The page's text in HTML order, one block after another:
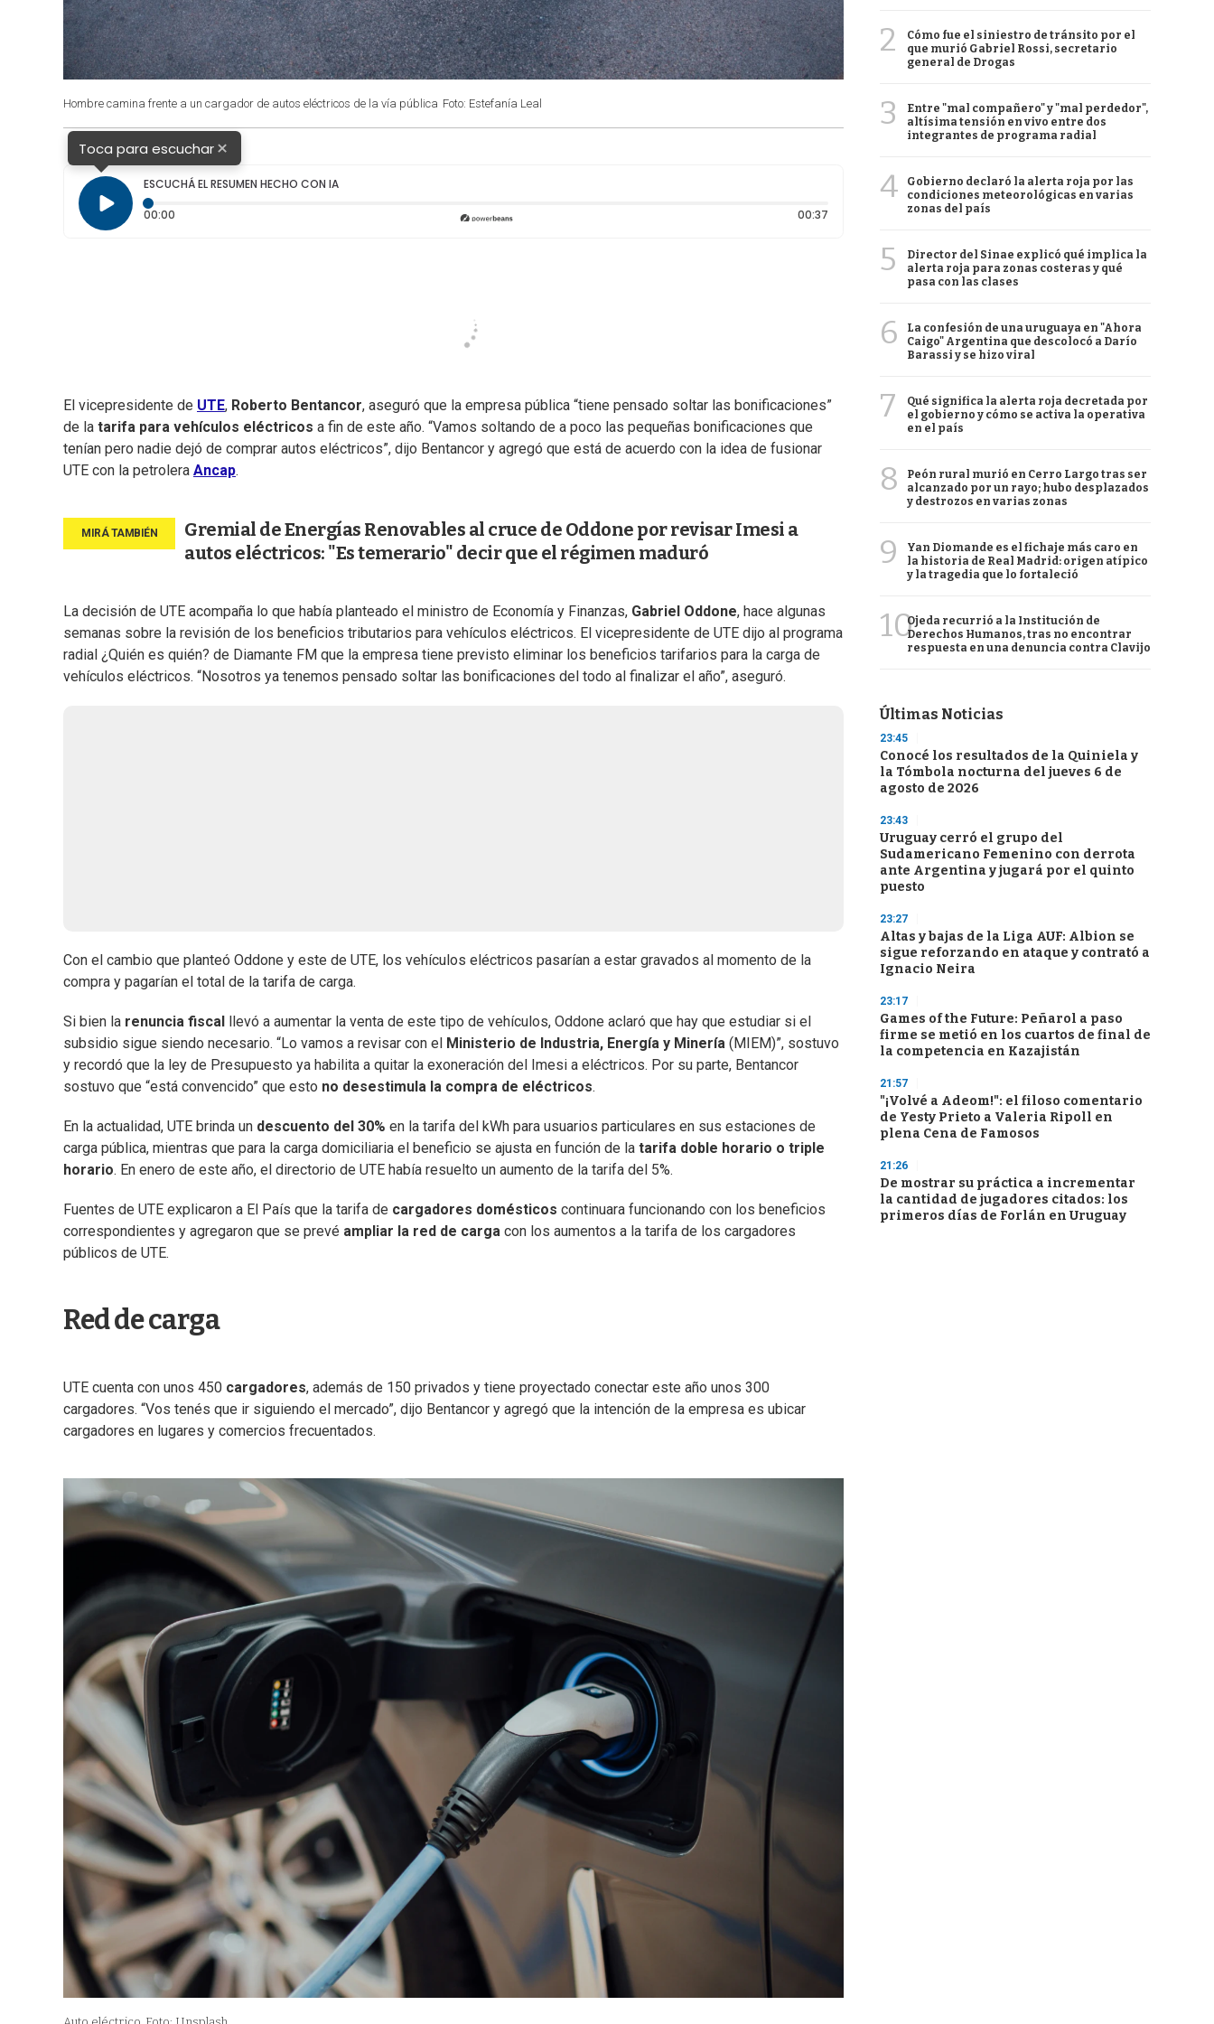
Hombre camina frente a un cargador de autos eléctricos de la vía pública Foto: Estefanía Leal
Toca para escuchar×
ESCUCHÁ EL RESUMEN HECHO CON IA
00:00
00:37Duración: 37 segundos
El vicepresidente de UTE, Roberto Bentancor, aseguró que la empresa pública “tiene pensado soltar las bonificaciones”
de la tarifa para vehículos eléctricos a fin de este año. “Vamos soltando de a poco las pequeñas bonificaciones que
tenían pero nadie dejó de comprar autos eléctricos”, dijo Bentancor y agregó que está de acuerdo con la idea de fusionar
UTE con la petrolera Ancap.
Gremial de Energías Renovables al cruce de Oddone por revisar Imesi a
autos eléctricos: "Es temerario" decir que el régimen maduró
La decisión de UTE acompaña lo que había planteado el ministro de Economía y Finanzas, Gabriel Oddone, hace algunas
semanas sobre la revisión de los beneficios tributarios para vehículos eléctricos. El vicepresidente de UTE dijo al programa
radial ¿Quién es quién? de Diamante FM que la empresa tiene previsto eliminar los beneficios tarifarios para la carga de
vehículos eléctricos. “Nosotros ya tenemos pensado soltar las bonificaciones del todo al finalizar el año”, aseguró.
Con el cambio que planteó Oddone y este de UTE, los vehículos eléctricos pasarían a estar gravados al momento de la
compra y pagarían el total de la tarifa de carga.
Si bien la renuncia fiscal
llevó a aumentar la venta de este tipo de vehículos, Oddone aclaró que hay que estudiar si el
subsidio sigue siendo necesario. “Lo vamos a revisar con el
Ministerio de Industria, Energía y Minería (MIEM)”, sostuvo
y recordó que la ley de Presupuesto ya habilita a quitar la exoneración del Imesi a eléctricos. Por su parte, Bentancor
sostuvo que “está convencido” que esto no desestimula la compra de eléctricos.
En la actualidad, UTE brinda un descuento del 30% en la tarifa del kWh para usuarios particulares en sus estaciones de
carga pública, mientras que para la carga domiciliaria el beneficio se ajusta en función de la tarifa doble horario o triple
horario. En enero de este año, el directorio de UTE había resuelto un aumento de la tarifa del 5%.
Fuentes de UTE explicaron a El País que la tarifa de cargadores domésticos continuara funcionando con los beneficios
correspondientes y agregaron que se prevé ampliar la red de carga con los aumentos a la tarifa de los cargadores
públicos de UTE.
Red de carga
UTE cuenta con unos 450 cargadores, además de 150 privados y tiene proyectado conectar este año unos 300
cargadores. “Vos tenés que ir siguiendo el mercado”, dijo Bentancor y agregó que la intención de la empresa es ubicar
cargadores en lugares y comercios frecuentados.
2
Cómo fue el siniestro de tránsito por el
que murió Gabriel Rossi, secretario
general de Drogas
3
Entre "mal compañero" y "mal perdedor",
altísima tensión en vivo entre dos
integrantes de programa radial
4
Gobierno declaró la alerta roja por las
condiciones meteorológicas en varias
zonas del país
5
Director del Sinae explicó qué implica la
alerta roja para zonas costeras y qué
pasa con las clases
6
La confesión de una uruguaya en "Ahora
Caigo" Argentina que descolocó a Darío
Barassi y se hizo viral
7
Qué significa la alerta roja decretada por
el gobierno y cómo se activa la operativa
en el país
8
Peón rural murió en Cerro Largo tras ser
alcanzado por un rayo; hubo desplazados
y destrozos en varias zonas
9
Yan Diomande es el fichaje más caro en
la historia de Real Madrid: origen atípico
y la tragedia que lo fortaleció
10Ojeda recurrió a la Institución de
Derechos Humanos, tras no encontrar
respuesta en una denuncia contra Clavijo
Últimas Noticias
23:45
Conocé los resultados de la Quiniela y
la Tómbola nocturna del jueves 6 de
agosto de 2026
23:43
Uruguay cerró el grupo del
Sudamericano Femenino con derrota
ante Argentina y jugará por el quinto
puesto
23:27
Altas y bajas de la Liga AUF: Albion se
sigue reforzando en ataque y contrató a
Ignacio Neira
23:17
Games of the Future: Peñarol a paso
firme se metió en los cuartos de final de
la competencia en Kazajistán
21:57
"¡Volvé a Adeom!": el filoso comentario
de Yesty Prieto a Valeria Ripoll en
plena Cena de Famosos
21:26
De mostrar su práctica a incrementar
la cantidad de jugadores citados: los
primeros días de Forlán en Uruguay